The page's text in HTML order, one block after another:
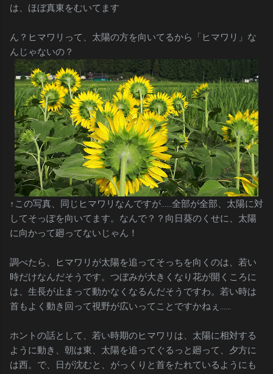
は、ほぼ真東をむいてます
ん？ヒマワリって、太陽の方を向いてるから「ヒマワリ」な
んじゃないの？
↑この写真、同じヒマワリなんですが……全部が全部、太陽に対
してそっぽを向いてます。なんで？？向日葵のくせに、太陽
に向かって廻ってないじゃん！
調べたら、ヒマワリが太陽を追ってそっちを向くのは、若い
時だけなんだそうです。つぼみが大きくなり花が開くころに
は、生長が止まって動かなくなるんだそうですわ。若い時は
首もよく動き回って視野が広いってことですかねぇ……
ホントの話として、若い時期のヒマワリは、太陽に相対する
ように動き、朝は東、太陽を追ってぐるっと廻って、夕方に
は西。で、日が沈むと、がっくりと首をたれているようにも